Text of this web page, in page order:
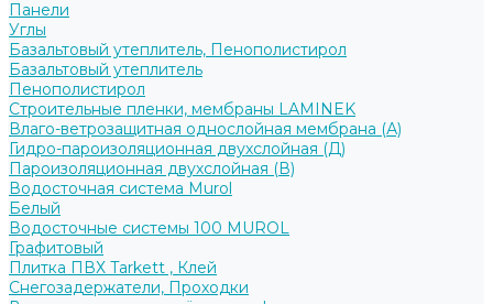
Панели
Углы
Базальтовый утеплитель, Пенополистирол
Базальтовый утеплитель
Пенополистирол
Строительные пленки, мембраны LAMINEK
Влаго-ветрозащитная однослойная мембрана (А)
Гидро-пароизоляционная двухслойная (Д)
Пароизоляционная двухслойная (В)
Водосточная система Murol
Белый
Водосточные системы 100 MUROL
Графитовый
Плитка ПВХ Tarkett , Клей
Снегозадержатели, Проходки